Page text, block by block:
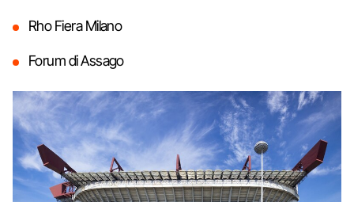
Rho Fiera Milano
Forum di Assago